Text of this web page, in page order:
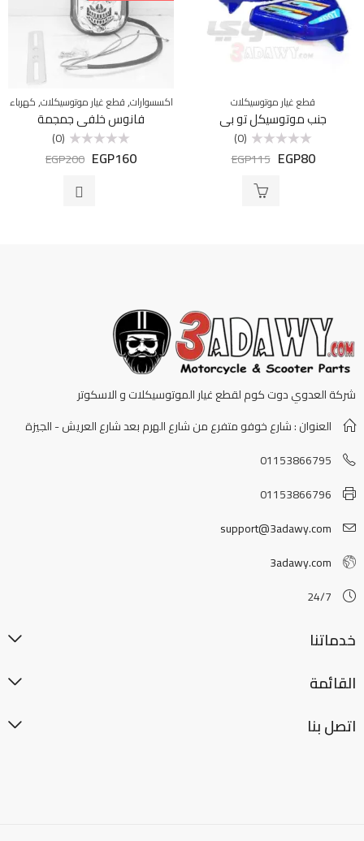
قطع غيار موتوسيكلات
جنب موتوسيكل تو بي
التقييم
(0)
EGP80
EGP115
اكسسوارات,قطع غيار موتوسيكلات,كهرباء
فانوس خلفى جمجمة
التقييم
(0)
EGP160
EGP200
شركة العدوي دوت كوم لقطع غيار الموتوسيكلات و الاسكوتر
العنوان : شارع خوفو متفرع من شارع الهرم بعد شارع العريش - الجيزة
01153866795
01153866796
support@3adawy.com
3adawy.com
24/7
خدماتنا
القائمة
اتصل بنا